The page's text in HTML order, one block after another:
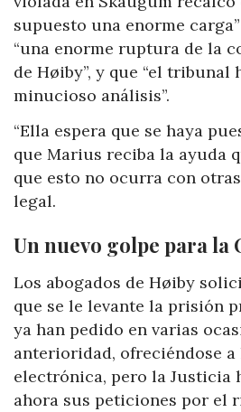
supuesto una enorme
“una enorme ruptura de la
de Høiby”, y que “el tribunal
minucioso análisis”.
“Ella espera que se haya
que Marius reciba la ayuda
que esto no ocurra con
legal.
Un nuevo golpe para la
Los abogados de Høiby
que se le levante la prisión
ya han pedido en varias
anterioridad, ofreciéndose
electrónica, pero la Justicia
ahora sus peticiones por el